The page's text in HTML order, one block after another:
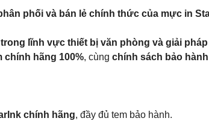
phối và bán lẻ chính thức của mực in
lĩnh vực thiết bị văn phòng và giải pháp
chính hãng 100%, cùng chính sách bảo
chính hãng, đầy đủ tem bảo hành.